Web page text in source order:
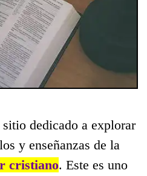
dedicado a explorar
y enseñanzas de la
cristiano. Este es uno